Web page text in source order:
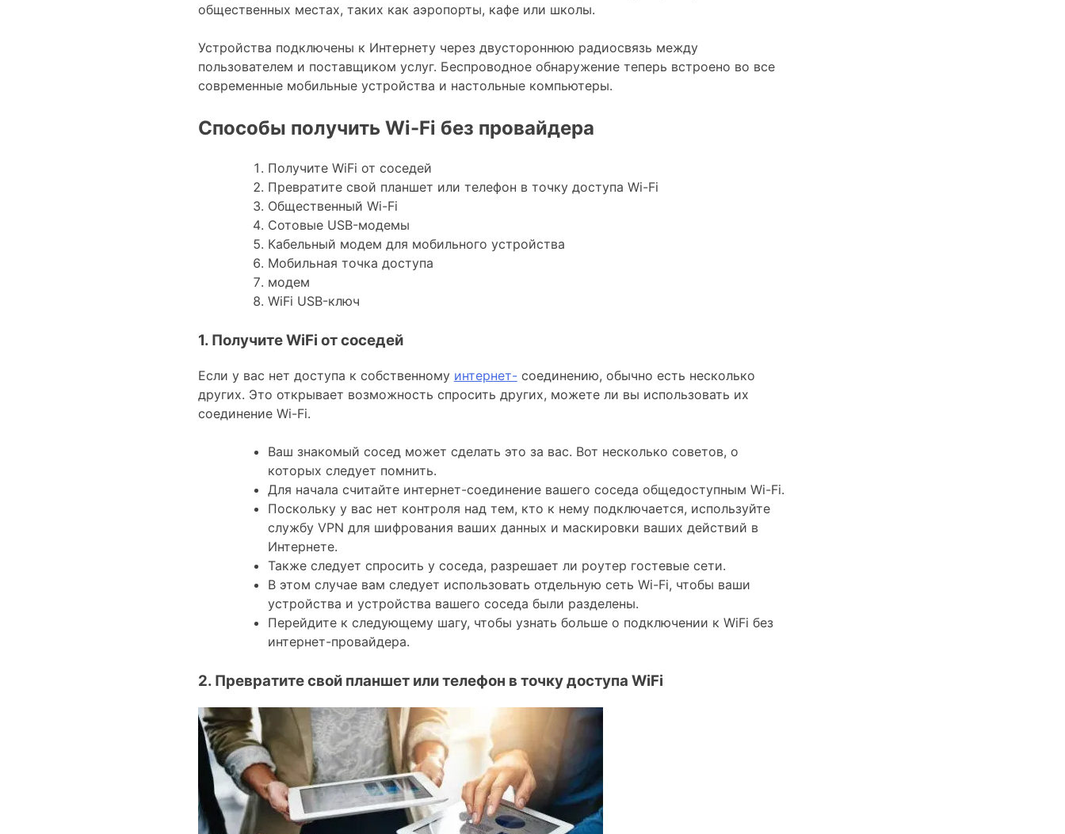
общественных местах, таких как аэропорты, кафе или школы.
Устройства подключены к Интернету через двустороннюю радиосвязь между
пользователем и поставщиком услуг. Беспроводное обнаружение теперь встроено во все
современные мобильные устройства и настольные компьютеры.
Способы получить Wi-Fi без провайдера
Получите WiFi от соседей
Превратите свой планшет или телефон в точку доступа Wi-Fi
Общественный Wi-Fi
Сотовые USB-модемы
Кабельный модем для мобильного устройства
Мобильная точка доступа
модем
WiFi USB-ключ
1. Получите WiFi от соседей
Если у вас нет доступа к собственному интернет-соединению, обычно есть несколько
других. Это открывает возможность спросить других, можете ли вы использовать их
соединение Wi-Fi.
Ваш знакомый сосед может сделать это за вас. Вот несколько советов, о
которых следует помнить.
Для начала считайте интернет-соединение вашего соседа общедоступным Wi-Fi.
Поскольку у вас нет контроля над тем, кто к нему подключается, используйте
службу VPN для шифрования ваших данных и маскировки ваших действий в
Интернете.
Также следует спросить у соседа, разрешает ли роутер гостевые сети.
В этом случае вам следует использовать отдельную сеть Wi-Fi, чтобы ваши
устройства и устройства вашего соседа были разделены.
Перейдите к следующему шагу, чтобы узнать больше о подключении к WiFi без
интернет-провайдера.
2. Превратите свой планшет или телефон в точку доступа WiFi